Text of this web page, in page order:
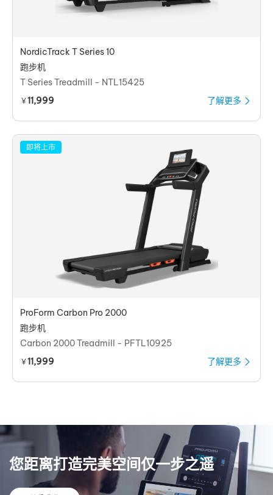
NordicTrack T Series 10
跑步机
T Series Treadmill - NTL15425
￥11,999 了解更多
即将上市
ProForm Carbon Pro 2000
跑步机
Carbon 2000 Treadmill - PFTL10925
￥11,999 了解更多
您距离打造完美空间仅一步之遥